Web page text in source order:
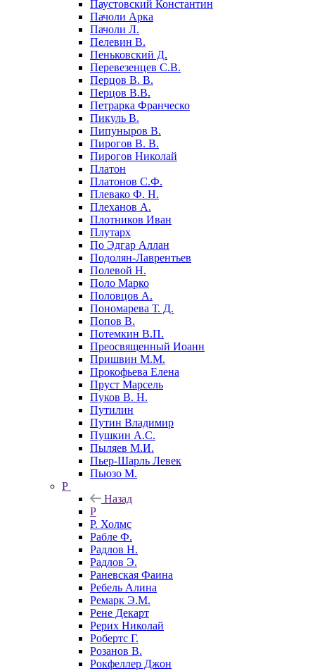
Паустовский Константин
Пачоли Арка
Пачоли Л.
Пелевин В.
Пеньковский Д.
Перевезенцев С.В.
Перцов В. В.
Перцов В.В.
Петрарка Франческо
Пикуль В.
Пипуныров В.
Пирогов В. В.
Пирогов Николай
Платон
Платонов С.Ф.
Плевако Ф. Н.
Плеханов А.
Плотников Иван
Плутарх
По Эдгар Аллан
Подолян-Лаврентьев
Полевой Н.
Поло Марко
Половцов А.
Пономарева Т. Д.
Попов В.
Потемкин В.П.
Преосвященный Иоанн
Пришвин М.М.
Прокофьева Елена
Пруст Марсель
Пуков В. Н.
Путилин
Путин Владимир
Пушкин А.С.
Пыляев М.И.
Пьер-Шарль Левек
Пьюзо М.
Р
Назад
Р
Р. Холмс
Рабле Ф.
Радлов Н.
Радлов Э.
Раневская Фаина
Ребель Алина
Ремарк Э.М.
Рене Декарт
Рерих Николай
Робертс Г.
Розанов В.
Рокфеллер Джон